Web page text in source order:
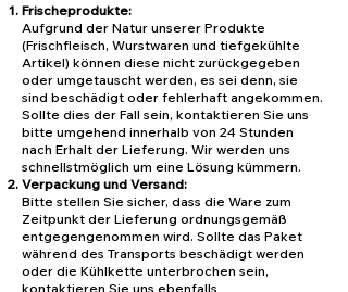
Frischeprodukte:
Aufgrund der Natur unserer Produkte
(Frischfleisch, Wurstwaren und tiefgekühlte
Artikel) können diese nicht zurückgegeben
oder umgetauscht werden, es sei denn, sie
sind beschädigt oder fehlerhaft angekommen.
Sollte dies der Fall sein, kontaktieren Sie uns
bitte umgehend innerhalb von 24 Stunden
nach Erhalt der Lieferung. Wir werden uns
schnellstmöglich um eine Lösung kümmern.
Verpackung und Versand:
Bitte stellen Sie sicher, dass die Ware zum
Zeitpunkt der Lieferung ordnungsgemäß
entgegengenommen wird. Sollte das Paket
während des Transports beschädigt werden
oder die Kühlkette unterbrochen sein,
kontaktieren Sie uns ebenfalls